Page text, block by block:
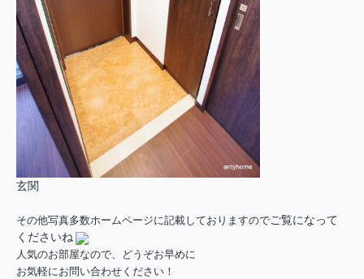
玄関
その他写真多数ホームページに記載しておりますのでご覧になって
くださいね
人気のお部屋なので、どうぞお早めに
お気軽にお問い合わせください！